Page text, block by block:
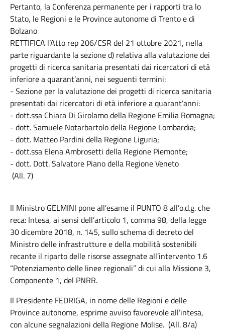
Pertanto, la Conferenza permanente per i rapporti tra lo
Stato, le Regioni e le Province autonome di Trento e di
Bolzano
RETTIFICA l’Atto rep 206/CSR del 21 ottobre 2021, nella
parte riguardante la sezione d) relativa alla valutazione dei
progetti di ricerca sanitaria presentati dai ricercatori di età
inferiore a quarant’anni, nei seguenti termini:
- Sezione per la valutazione dei progetti di ricerca sanitaria
presentati dai ricercatori di età inferiore a quarant’anni:
- dott.ssa Chiara Di Girolamo della Regione Emilia Romagna;
- dott. Samuele Notarbartolo della Regione Lombardia;
- dott. Matteo Pardini della Regione Liguria;
- dott.ssa Elena Ambrosetti della Regione Piemonte;
- dott. Dott. Salvatore Piano della Regione Veneto
(All. 7)
Il Ministro GELMINI pone all’esame il PUNTO 8 all’o.d.g. che
reca: Intesa, ai sensi dell’articolo 1, comma 98, della legge
30 dicembre 2018, n. 145, sullo schema di decreto del
Ministro delle infrastrutture e della mobilità sostenibili
recante il riparto delle risorse assegnate all’intervento 1.6
“Potenziamento delle linee regionali” di cui alla Missione 3,
Componente 1, del PNRR.
Il Presidente FEDRIGA, in nome delle Regioni e delle
Province autonome, esprime avviso favorevole all’intesa,
con alcune segnalazioni della Regione Molise. (All. 8/a)